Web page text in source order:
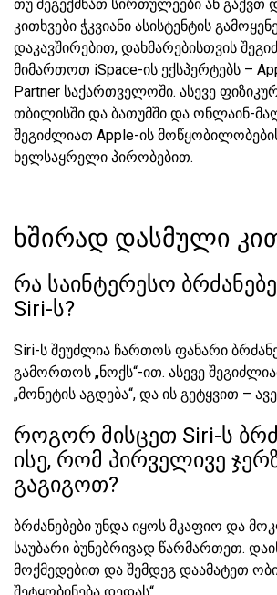
თუ შეგექმნათ სირთულეები ან გაქვთ
კითხვები ჭკვიანი ასისტენტის
დაკავშირებით, დახმარებისთვის
მიმართოთ iSpace-ის ექსპერტებს –
Partner საქართველოში. ასევე
თბილისში და ბათუმში და ონლაინ-
შეგიძლიათ Apple-ის
ხელსაყრელი პირობებით.
ხშირად დასმული
რა საინტერესო
Siri-ს?
Siri-ს შეუძლია ჩართოს ფანარი
გამორთოს „ნოქს“-ით. ასევე
„მონეტის აგდება“, და ის გეტყვით –
როგორ მისცეთ Siri-ს
ისე, რომ პირველივე
გაგიგოთ?
ბრძანებები უნდა იყოს მკაფიო და
საუბარი ბუნებრივად წარმართეთ.
მოქმედებით და შემდეგ დაამატეთ